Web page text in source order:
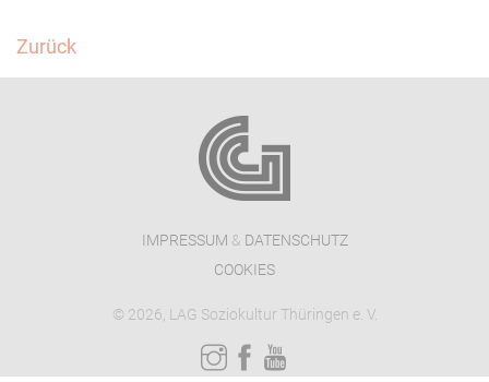
Zurück
IMPRESSUM & DATENSCHUTZ
COOKIES
© 2026, LAG Soziokultur Thüringen e. V.